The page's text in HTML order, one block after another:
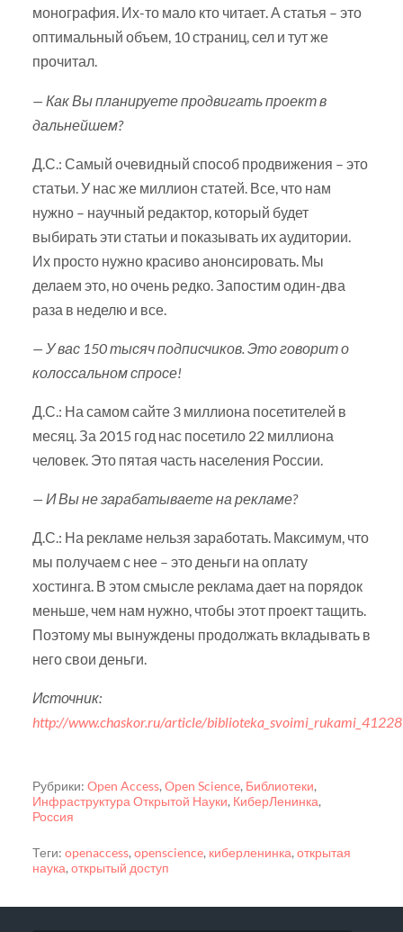
монография. Их-то мало кто читает. А статья – это
оптимальный объем, 10 страниц, сел и тут же
прочитал.
— Как Вы планируете продвигать проект в
дальнейшем?
Д.С.: Самый очевидный способ продвижения – это
статьи. У нас же миллион статей. Все, что нам
нужно – научный редактор, который будет
выбирать эти статьи и показывать их аудитории.
Их просто нужно красиво анонсировать. Мы
делаем это, но очень редко. Запостим один-два
раза в неделю и все.
— У вас 150 тысяч подписчиков. Это говорит о
колоссальном спросе!
Д.С.: На самом сайте 3 миллиона посетителей в
месяц. За 2015 год нас посетило 22 миллиона
человек. Это пятая часть населения России.
— И Вы не зарабатываете на рекламе?
Д.С.: На рекламе нельзя заработать. Максимум, что
мы получаем с нее – это деньги на оплату
хостинга. В этом смысле реклама дает на порядок
меньше, чем нам нужно, чтобы этот проект тащить.
Поэтому мы вынуждены продолжать вкладывать в
него свои деньги.
Источник:
http://www.chaskor.ru/article/biblioteka_svoimi_rukami_41228
Рубрики: Open Access, Open Science, Библиотеки,
Инфраструктура Открытой Науки, КиберЛенинка,
Россия
Теги: openaccess, openscience, киберленинка, открытая
наука, открытый доступ